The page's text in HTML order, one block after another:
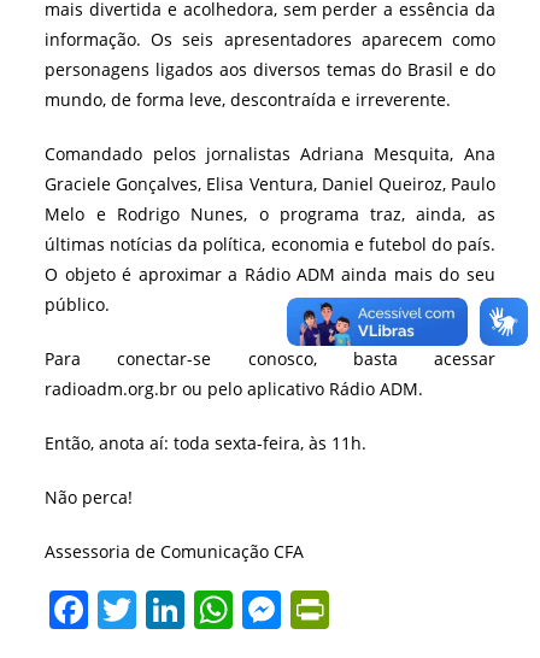
mais divertida e acolhedora, sem perder a essência da
informação. Os seis apresentadores aparecem como
personagens ligados aos diversos temas do Brasil e do
mundo, de forma leve, descontraída e irreverente.
Comandado pelos jornalistas Adriana Mesquita, Ana
Graciele Gonçalves, Elisa Ventura, Daniel Queiroz, Paulo
Melo e Rodrigo Nunes, o programa traz, ainda, as
últimas notícias da política, economia e futebol do país.
O objeto é aproximar a Rádio ADM ainda mais do seu
público.
Para conectar-se conosco, basta acessar
radioadm.org.br ou pelo aplicativo Rádio ADM.
Então, anota aí: toda sexta-feira, às 11h.
Não perca!
Assessoria de Comunicação CFA
F T Li W M